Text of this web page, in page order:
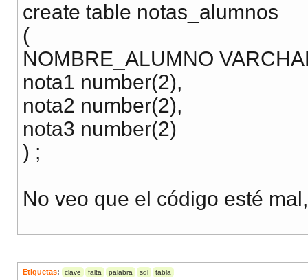
create table notas_alumnos
(
NOMBRE_ALUMNO
nota1 number(2),
nota2 number(2),
nota3 number(2)
) ;
No veo que el código esté
Etiquetas: clave falta palabra sql tabla